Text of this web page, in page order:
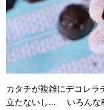
カタチが複雑にデコレラ
立たないし... いろんな